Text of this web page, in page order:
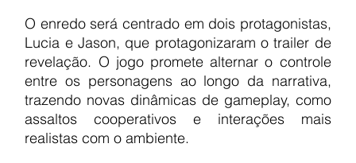
O enredo será centrado em dois protagonistas,
Lucia e Jason, que protagonizaram o trailer de
revelação. O jogo promete alternar o controle
entre os personagens ao longo da narrativa,
trazendo novas dinâmicas de gameplay, como
assaltos cooperativos e interações mais
realistas com o ambiente.